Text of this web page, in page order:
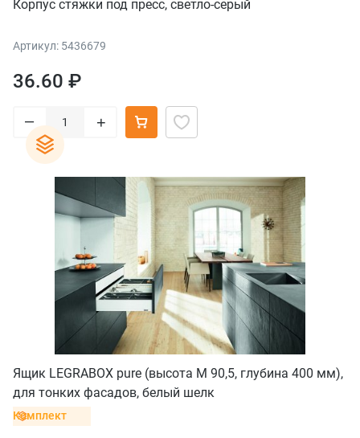
Корпус стяжки под пресс, светло-серый
Артикул: 5436679
36.60 ₽
– +
Ящик LEGRABOX pure (высота M 90,5, глубина 400 мм),
для тонких фасадов, белый шелк
Комплект